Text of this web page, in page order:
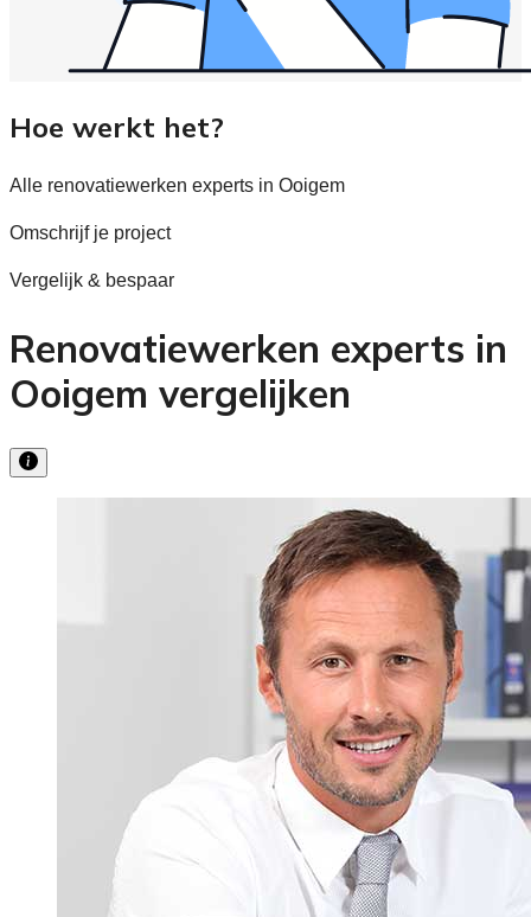
Hoe werkt het?
Alle renovatiewerken experts in Ooigem
Omschrijf je project
Vergelijk & bespaar
Renovatiewerken experts in
Ooigem vergelijken